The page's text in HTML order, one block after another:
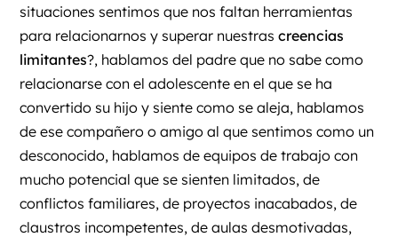
situaciones sentimos que nos faltan herramientas
para relacionarnos y superar nuestrascreencias
limitantes?, hablamos del padre que no sabe como
relacionarse con el adolescente en el que se ha
convertido su hijo y siente como se aleja, hablamos
de ese compañero o amigo al que sentimos como un
desconocido, hablamos de equipos de trabajo con
mucho potencial que se sienten limitados, de
conflictos familiares, de proyectos inacabados, de
claustros incompetentes, de aulas desmotivadas,